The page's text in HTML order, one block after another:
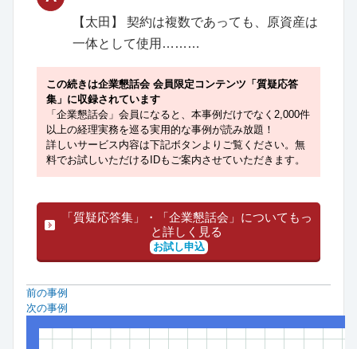
【太田】 契約は複数であっても、原資産は
一体として使用………
この続きは企業懇話会 会員限定コンテンツ「質疑応答
集」に収録されています
「企業懇話会」会員になると、本事例だけでなく2,000件
以上の経理実務を巡る実用的な事例が読み放題！
詳しいサービス内容は下記ボタンよりご覧ください。無
料でお試しいただけるIDもご案内させていただきます。
「質疑応答集」・「企業懇話会」についてもっ
と詳しく見る
お試し申込
前の事例
次の事例